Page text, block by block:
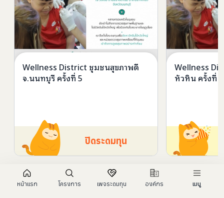
หน้าแรก โครงการ เพจระดมทุน องค์กร เมนู
Wellness District ชุมชนสุขภาพดี
จ.นนทบุรี ครั้งที่ 5
ปิดระดมทุน
Wellness
หัวหิน ครั้งที่ 4